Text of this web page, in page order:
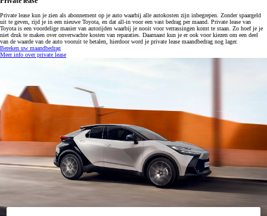
Private lease kun je zien als abonnement op je auto waarbij alle autokosten zijn inbegrepen. Zonder spaargeld
uit te geven, rijd je in een nieuwe Toyota, en dat all-in voor een vast bedrag per maand. Private lease van
Toyota is een voordelige manier van autorijden waarbij je nooit voor verrassingen komt te staan. Zo hoef je je
niet druk te maken over onverwachte kosten van reparaties. Daarnaast kun je er ook voor kiezen om een deel
van de waarde van de auto vooruit te betalen, hierdoor word je private lease maandbedrag nog lager.
Bereken uw maandbedrag
Meer info over private lease